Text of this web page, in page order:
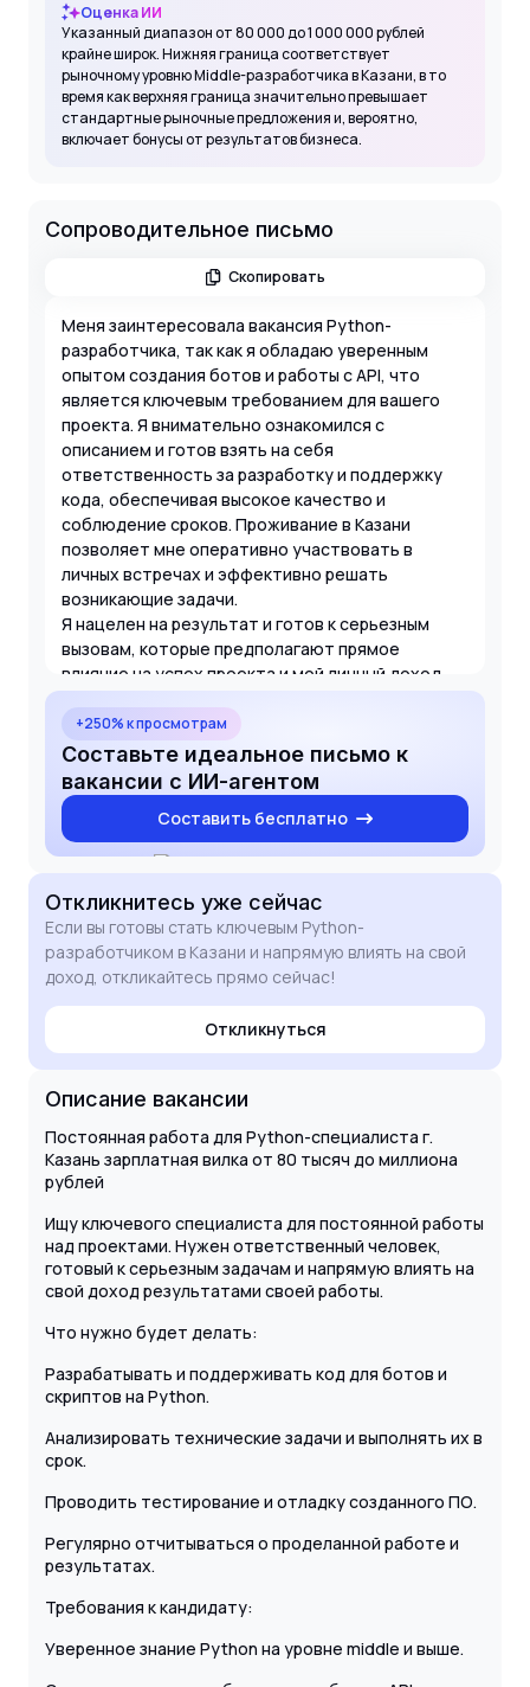
Оценка ИИ
Указанный диапазон от 80 000 до 1 000 000 рублей
крайне широк. Нижняя граница соответствует
рыночному уровню Middle-разработчика в Казани, в то
время как верхняя граница значительно превышает
стандартные рыночные предложения и, вероятно,
включает бонусы от результатов бизнеса.
Сопроводительное письмо
Скопировать
Меня заинтересовала вакансия Python-
разработчика, так как я обладаю уверенным
опытом создания ботов и работы с API, что
является ключевым требованием для вашего
проекта. Я внимательно ознакомился с
описанием и готов взять на себя
ответственность за разработку и поддержку
кода, обеспечивая высокое качество и
соблюдение сроков. Проживание в Казани
позволяет мне оперативно участвовать в
личных встречах и эффективно решать
возникающие задачи.
Я нацелен на результат и готов к серьезным
вызовам, которые предполагают прямое
влияние на успех проекта и мой личный доход.
Мой опыт на уровне Middle позволяет мне не
только писать чистый код, но и проводить
глубокую отладку и тестирование ПО. Буду рад
обсудить, как мои навыки помогут в развитии
ваших проектов и достижении поставленных
+250% к просмотрам
Составьте идеальное письмо к
вакансии с ИИ-агентом
Составить бесплатно
Откликнитесь уже сейчас
Если вы готовы стать ключевым Python-
разработчиком в Казани и напрямую влиять на свой
доход, откликайтесь прямо сейчас!
Откликнуться
Описание вакансии
Постоянная работа для Python-специалиста г.
Казань зарплатная вилка от 80 тысяч до миллиона
рублей
Ищу ключевого специалиста для постоянной работы
над проектами. Нужен ответственный человек,
готовый к серьезным задачам и напрямую влиять на
свой доход результатами своей работы.
Что нужно будет делать:
Разрабатывать и поддерживать код для ботов и
скриптов на Python.
Анализировать технические задачи и выполнять их в
срок.
Проводить тестирование и отладку созданного ПО.
Регулярно отчитываться о проделанной работе и
результатах.
Требования к кандидату:
Уверенное знание Python на уровне middle и выше.